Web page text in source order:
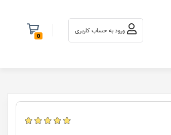
ورود به حساب کاربری
0